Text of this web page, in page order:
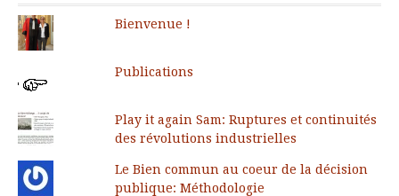
Bienvenue !
Publications
Play it again Sam: Ruptures et continuités
des révolutions industrielles
Le Bien commun au coeur de la décision
publique: Méthodologie